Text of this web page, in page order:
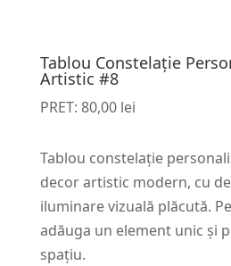
Tablou Constelație
Artistic #8
PRET: 80,00 lei
Tablou constelație
decor artistic modern, cu
iluminare vizuală plăcută.
adăuga un element unic și
spațiu.